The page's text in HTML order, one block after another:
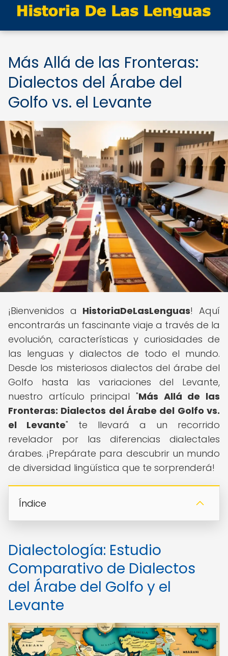
Más Allá de las Fronteras:
Dialectos del Árabe del
Golfo vs. el Levante
¡Bienvenidos a HistoriaDeLasLenguas! Aquí
encontrarás un fascinante viaje a través de la
evolución, características y curiosidades de
las lenguas y dialectos de todo el mundo.
Desde los misteriosos dialectos del árabe del
Golfo hasta las variaciones del Levante,
nuestro artículo principal "Más Allá de las
Fronteras: Dialectos del Árabe del Golfo vs.
el Levante" te llevará a un recorrido
revelador por las diferencias dialectales
árabes. ¡Prepárate para descubrir un mundo
de diversidad lingüística que te sorprenderá!
Índice
Dialectología: Estudio
Comparativo de Dialectos
del Árabe del Golfo y el
Levante